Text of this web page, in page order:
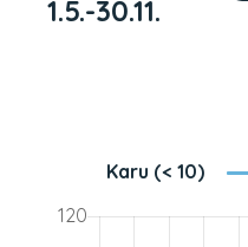
1.5.-30.11.
Karu (< 10)